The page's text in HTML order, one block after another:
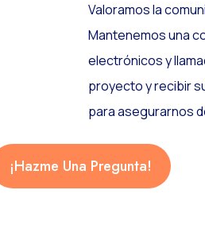
Valoramos la
Mantenemos una
electrónicos y
proyecto y recibir
para asegurarnos
¡Hazme Una Pregunta!